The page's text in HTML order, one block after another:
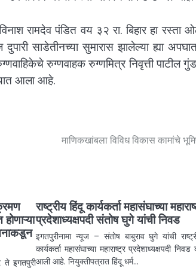
रामदेव पंडित वय ३२ रा. बिहार हा रस्ता
साडेतीनच्या सुमारास झालेल्या ह्या
रुग्णवाहक रुग्णमित्र निवृत्ती पाटील
आला आहे.
माणिकखांबला विविध विकास कामांचे
ते इगतपुरी
राष्ट्रीय हिंदू कार्यकर्ता महासंघाच्या
प्रदेशाध्यक्षपदी संतोष घुगे यांची निवड
इगतपुरीनामा न्यूज – संतोष बाबुराव घुगे यांची
कार्यकर्ता महासंघाच्या महाराष्ट्र प्रदेशाध्यक्षपदी
आली आहे. नियुक्तीपत्रात हिंदू धर्म…